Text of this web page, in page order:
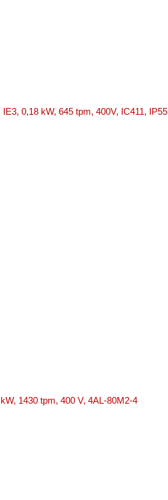
0,18 kW, 645 tpm, 400V, IC411, IP55
1430 tpm, 400 V, 4AL-80M2-4